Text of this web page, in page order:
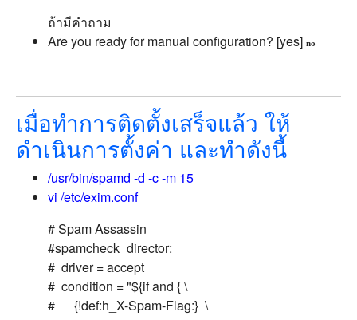
ถ้ามีคำถาม
Are you ready for manual configuration? [yes] no
เมื่อทำการติดตั้งเสร็จแล้ว ให้
ดำเนินการตั้งค่า และทำดังนี้
/usr/bin/spamd -d -c -m 15
vi /etc/exim.conf
# Spam Assassin
#spamcheck_director:
# driver = accept
# condition = "${if and { \
# {!def:h_X-Spam-Flag:} \